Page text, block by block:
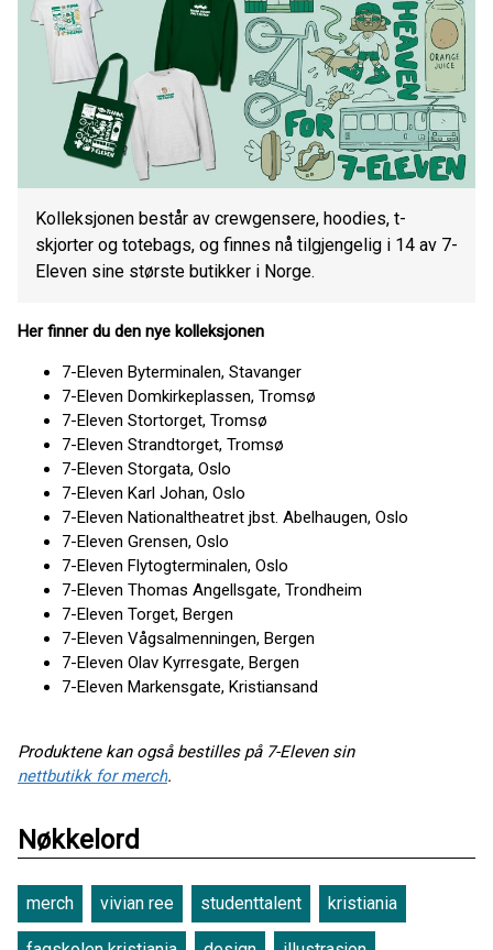
Kolleksjonen består av crewgensere, hoodies, t-
skjorter og totebags, og finnes nå tilgjengelig i 14 av 7-
Eleven sine største butikker i Norge.
Her finner du den nye kolleksjonen
7-Eleven Byterminalen, Stavanger
7-Eleven Domkirkeplassen, Tromsø
7-Eleven Stortorget, Tromsø
7-Eleven Strandtorget, Tromsø
7-Eleven Storgata, Oslo
7-Eleven Karl Johan, Oslo
7-Eleven Nationaltheatret jbst. Abelhaugen, Oslo
7-Eleven Grensen, Oslo
7-Eleven Flytogterminalen, Oslo
7-Eleven Thomas Angellsgate, Trondheim
7-Eleven Torget, Bergen
7-Eleven Vågsalmenningen, Bergen
7-Eleven Olav Kyrresgate, Bergen
7-Eleven Markensgate, Kristiansand
Produktene kan også bestilles på 7-Eleven sin
nettbutikk for merch.
Nøkkelord
merch vivian ree studenttalent kristiania